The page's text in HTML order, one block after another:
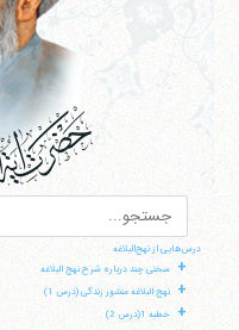
درس‌هایی از نهج‌البلاغه
+ سخنی چند درباره شرح نهج البلاغه
+ نهج البلاغه منشور زندگی (درس 1)
+ خطبه 1(درس 2)